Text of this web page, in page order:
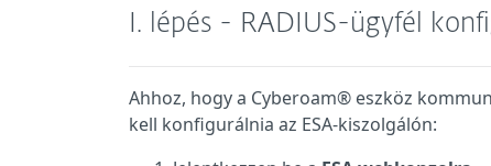
I. lépés - RADIUS-ügyfél
Ahhoz, hogy a Cyberoam® eszköz
kell konfigurálnia az ESA-kiszolgálón: